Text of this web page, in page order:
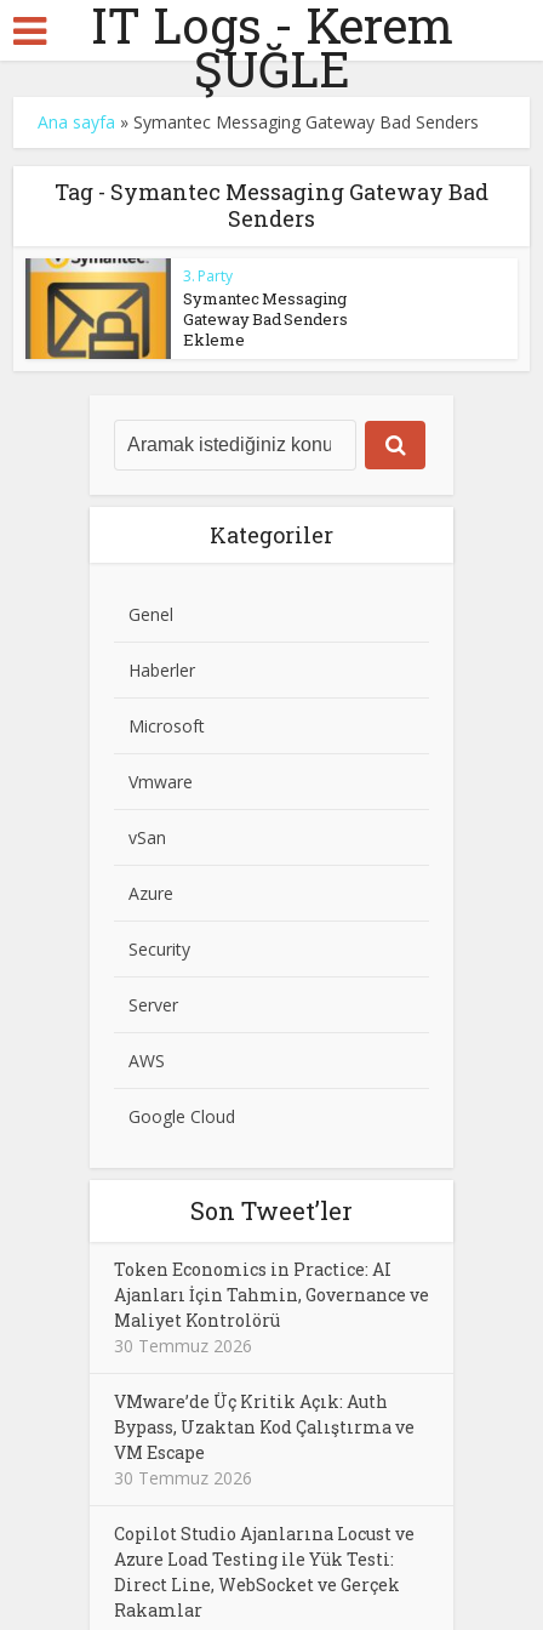
IT Logs - Kerem
ŞUĞLE
Ana sayfa »Symantec Messaging Gateway Bad Senders
Tag - Symantec Messaging Gateway Bad
Senders
3. Party
Symantec Messaging
Gateway Bad Senders
Ekleme
Kategoriler
Genel
Haberler
Microsoft
Vmware
vSan
Azure
Security
Server
AWS
Google Cloud
Son Tweet’ler
Token Economics in Practice: AI
Ajanları İçin Tahmin, Governance ve
Maliyet Kontrolörü
30 Temmuz 2026
VMware’de Üç Kritik Açık: Auth
Bypass, Uzaktan Kod Çalıştırma ve
VM Escape
30 Temmuz 2026
Copilot Studio Ajanlarına Locust ve
Azure Load Testing ile Yük Testi:
Direct Line, WebSocket ve Gerçek
Rakamlar